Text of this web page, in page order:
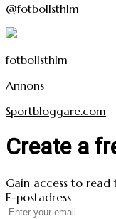
@fotbollsthlm
fotbollsthlm
Annons
Sportbloggare.com
Create a
Gain access to
E-postadress